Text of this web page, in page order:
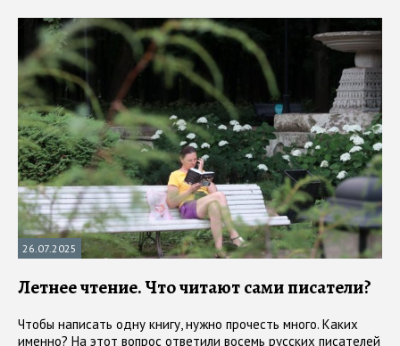
26.07.2025
Летнее чтение. Что читают сами писатели?
Чтобы написать одну книгу, нужно прочесть много. Каких
именно? На этот вопрос ответили восемь русских писателей